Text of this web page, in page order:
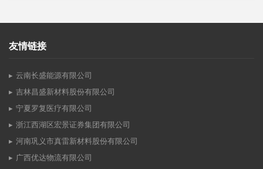
友情链接
云南长盛能源有限公司
吉林昌盛新材料股份有限公司
宁夏罗复医疗有限公司
浙江西湖区宏景证券集团有限公司
河南巩义市真雷新材料股份有限公司
广西优达物流有限公司